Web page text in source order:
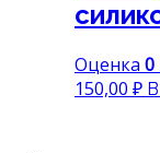
Оценка 0
150,00 ₽